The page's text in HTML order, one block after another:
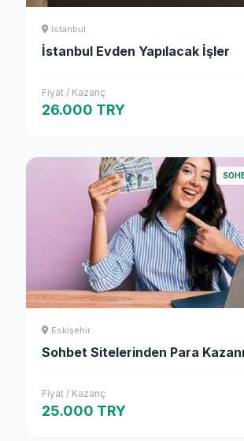
Istanbul
İstanbul Evden Yapılacak İşler
Fiyat / Kazanç
26.000 TRY
Eskişehir
Sohbet Sitelerinden Para
Fiyat / Kazanç
25.000 TRY